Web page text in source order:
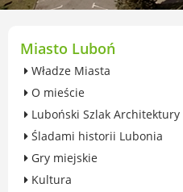
przekształceniowa
Ochrona środowiska
Edukacja
SZYKUJ SIĘ NA
Komunikacja
Rolnictwo
Zwierzęta
Miasto Luboń
Władze Miasta
O mieście
Luboński Szlak Architektury
Śladami historii Lubonia
Gry miejskie
Kultura